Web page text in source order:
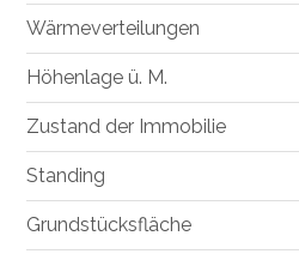
Wärmeverteilungen
Höhenlage ü. M.
Zustand der Immobilie
Standing
Grundstücksfläche